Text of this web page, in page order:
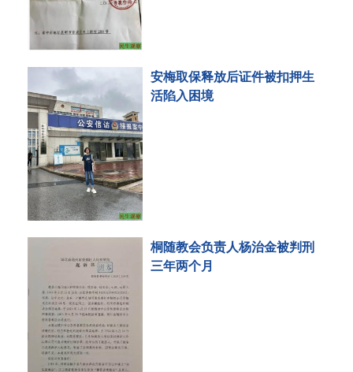
安梅取保释放后证件被扣押生
活陷入困境
桐随教会负责人杨治金被判刑
三年两个月